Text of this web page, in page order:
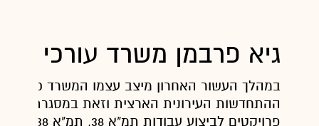
גיא פרבמן משרד עורכי דין
במהלך העשור האחרון מיצב עצמו המשרד כחוד
ההתחדשות העירונית הארצית וזאת במסגרת